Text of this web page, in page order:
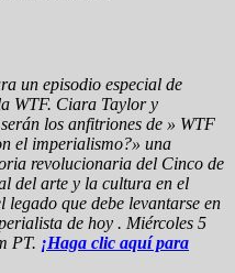
un episodio especial de
WTF. Ciara Taylor y
los anfitriones de » WTF
el imperialismo?» una
revolucionaria del Cinco de
del arte y la cultura en el
que debe levantarse en
de hoy . Miércoles 5
PT. ¡Haga clic aquí para